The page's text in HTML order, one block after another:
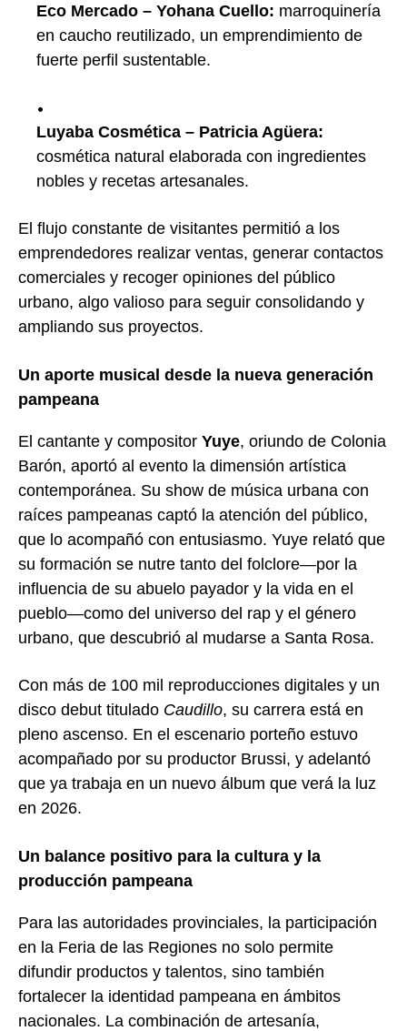
Eco Mercado – Yohana Cuello: marroquinería
en caucho reutilizado, un emprendimiento de
fuerte perfil sustentable.
Luyaba Cosmética – Patricia Agüera:
cosmética natural elaborada con ingredientes
nobles y recetas artesanales.
El flujo constante de visitantes permitió a los
emprendedores realizar ventas, generar contactos
comerciales y recoger opiniones del público
urbano, algo valioso para seguir consolidando y
ampliando sus proyectos.
Un aporte musical desde la nueva generación
pampeana
El cantante y compositor Yuye, oriundo de Colonia
Barón, aportó al evento la dimensión artística
contemporánea. Su show de música urbana con
raíces pampeanas captó la atención del público,
que lo acompañó con entusiasmo. Yuye relató que
su formación se nutre tanto del folclore—por la
influencia de su abuelo payador y la vida en el
pueblo—como del universo del rap y el género
urbano, que descubrió al mudarse a Santa Rosa.
Con más de 100 mil reproducciones digitales y un
disco debut titulado Caudillo, su carrera está en
pleno ascenso. En el escenario porteño estuvo
acompañado por su productor Brussi, y adelantó
que ya trabaja en un nuevo álbum que verá la luz
en 2026.
Un balance positivo para la cultura y la
producción pampeana
Para las autoridades provinciales, la participación
en la Feria de las Regiones no solo permite
difundir productos y talentos, sino también
fortalecer la identidad pampeana en ámbitos
nacionales. La combinación de artesanía,